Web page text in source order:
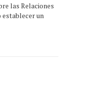
las Relaciones
un